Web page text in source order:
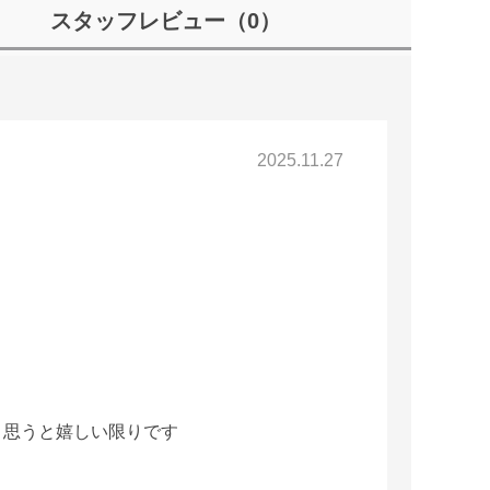
スタッフレビュー （0）
2025.11.27
うと嬉しい限りです